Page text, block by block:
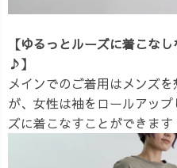
【ゆるっとルーズに着こな
♪】
メインでのご着用はメンズ
が、女性は袖をロールアッ
ズに着こなすことができます